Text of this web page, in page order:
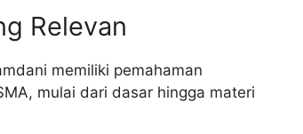
Relevan
memiliki pemahaman
mulai dari dasar hingga materi